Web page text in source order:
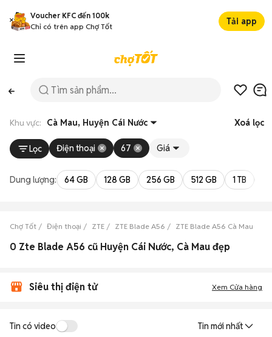
Voucher KFC đến 100k
Chỉ có trên app Chợ Tốt
Tải app
Khu vực: Cà Mau, Huyện Cái Nước Xoá lọc
Lọc Điện thoại 67 Giá
Dung lượng: 64 GB 128 GB 256 GB 512 GB 1 TB
Chợ Tốt Điện thoại ZTE ZTE Blade A56 ZTE Blade A56 Cà Mau
0 Zte Blade A56 cũ Huyện Cái Nước, Cà Mau đẹp
Siêu thị điện tử Xem Cửa hàng
Tin có video Tin mới nhất